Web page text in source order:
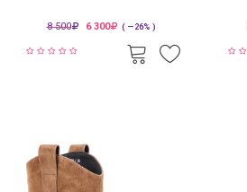
8 500 6 300 ( —26% )